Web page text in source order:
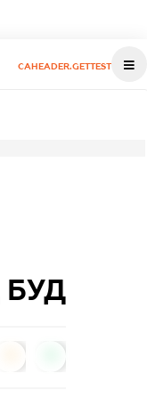
CAHEADER.GETTEST
БУД